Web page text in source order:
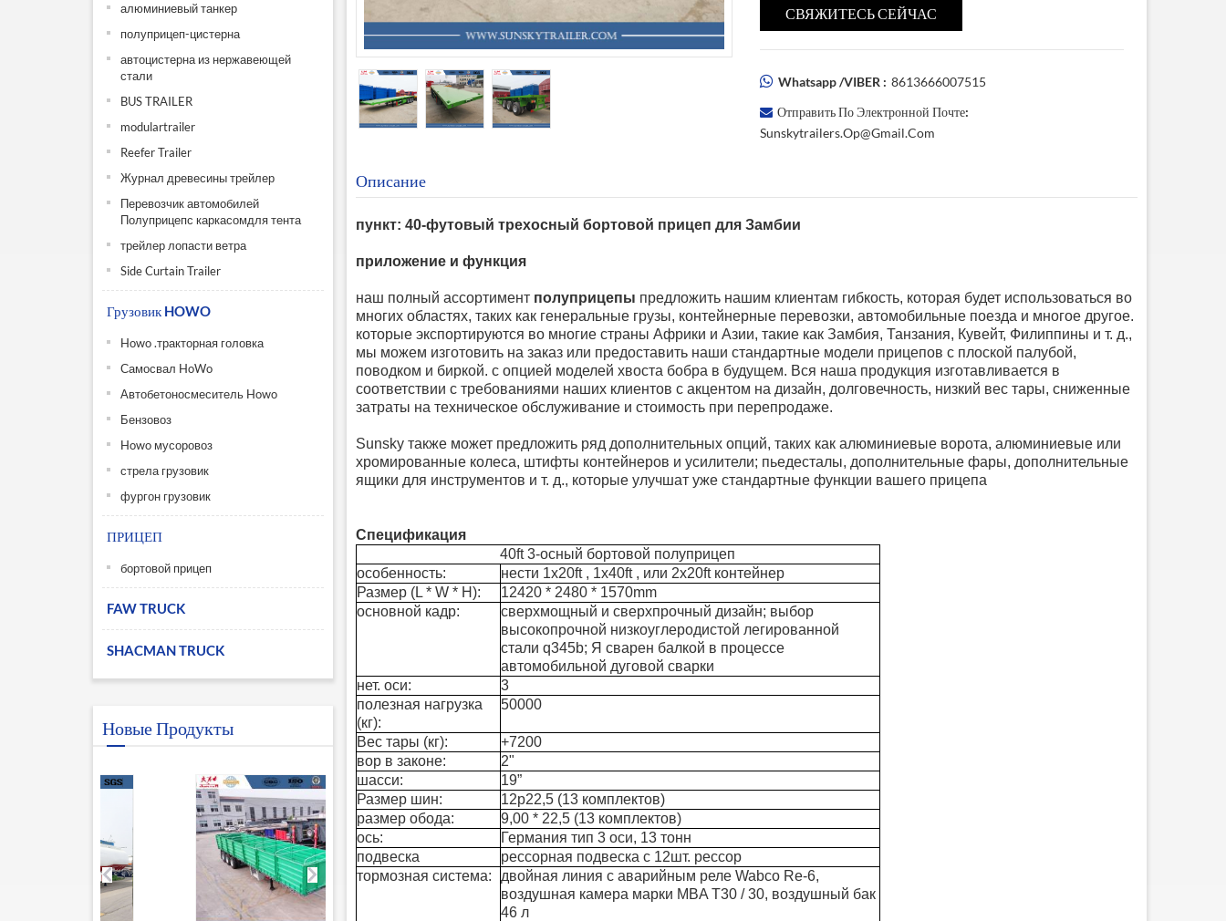
алюминиевый танкер
полуприцеп-цистерна
автоцистерна из нержавеющей
стали
BUS TRAILER
modulartrailer
Reefer Trailer
Журнал древесины трейлер
Перевозчик автомобилей
Полуприцепс каркасомдля тента
трейлер лопасти ветра
Side Curtain Trailer
Грузовик HOWO
Howo .тракторная головка
Самосвал HoWo
Автобетоносмеситель Howo
Бензовоз
Howo мусоровоз
стрела грузовик
фургон грузовик
ПРИЦЕП
бортовой прицеп
FAW TRUCK
SHACMAN TRUCK
Новые Продукты
СВЯЖИТЕСЬ СЕЙЧАС
Whatsapp /VIBER : 8613666007515
Отправить По Электронной Почте:
Sunskytrailers.op@gmail.com
Описание
пункт: 40-футовый трехосный бортовой прицеп для Замбии
приложение и функция
наш полный ассортиментполуприцепы предложить нашим клиентам гибкость, которая будет использоваться во
многих областях, таких как генеральные грузы, контейнерные перевозки, автомобильные поезда и многое другое.
которые экспортируются во многие страны Африки и Азии, такие как Замбия, Танзания, Кувейт, Филиппины и т. д.,
мы можем изготовить на заказ или предоставить наши стандартные модели прицепов с плоской палубой,
поводком и биркой. с опцией моделей хвоста бобра в будущем. Вся наша продукция изготавливается в
соответствии с требованиями наших клиентов с акцентом на дизайн, долговечность, низкий вес тары, сниженные
затраты на техническое обслуживание и стоимость при перепродаже.
Sunsky также может предложить ряд дополнительных опций, таких как алюминиевые ворота, алюминиевые или
хромированные колеса, штифты контейнеров и усилители; пьедесталы, дополнительные фары, дополнительные
ящики для инструментов и т. д., которые улучшат уже стандартные функции вашего прицепа
Спецификация
40ft3-осный бортовой полуприцеп
особенность:
нести 1x20ft, 1x40ft, или 2x20ft контейнер
Размер (L * W * H):
12420 * 2480 * 1570mm
основной кадр:
сверхмощный и сверхпрочный дизайн; выбор
высокопрочной низкоуглеродистой легированной
стали q345b; Я сварен балкой в ​​процессе
автомобильной дуговой сварки
нет. оси:
3
полезная нагрузка
(кг):
50000
Вес тары (кг):
+7200
вор в законе:
2"
шасси:
19”
Размер шин:
12р22,5 (13 комплектов)
размер обода:
9,00 * 22,5 (13 комплектов)
ось:
Германия тип 3 оси, 13 тонн
подвеска
рессорная подвеска с 12шт. рессор
тормозная система:
двойная линия с аварийным реле Wabco Re-6,
воздушная камера марки MBA T30 / 30, воздушный бак
46 л